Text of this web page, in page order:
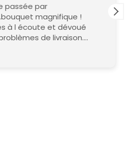
passée par
magnifique !
de livraison.
et ses collègues. Je
cette boutique.